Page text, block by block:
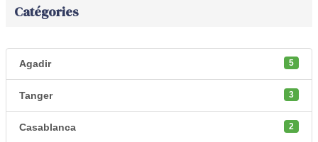
Catégories
Agadir 5
Tanger 3
Casablanca 2